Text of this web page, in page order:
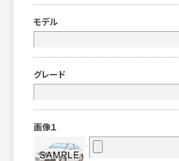
モデル
グレード
画像１